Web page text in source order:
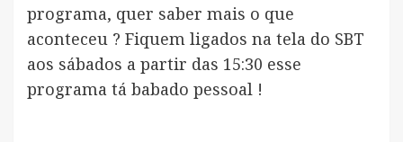
programa, quer saber mais o que
aconteceu ? Fiquem ligados na tela do SBT
aos sábados a partir das 15:30 esse
programa tá babado pessoal !